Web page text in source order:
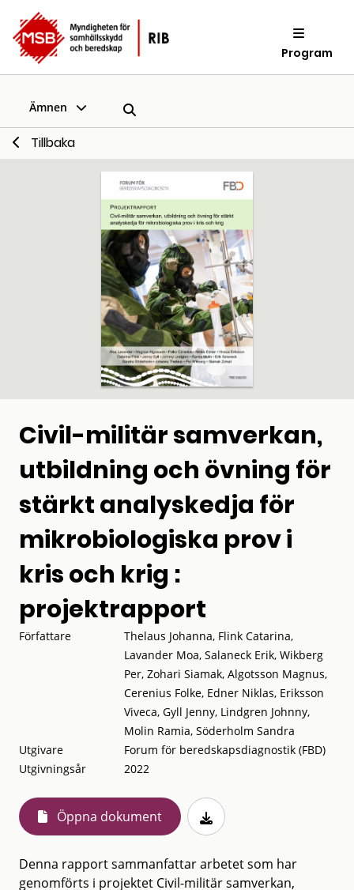
Program
Ämnen
Tillbaka
Civil-militär samverkan,
utbildning och övning för
stärkt analyskedja för
mikrobiologiska prov i
kris och krig :
projektrapport
Författare
Thelaus Johanna, Flink Catarina,
Lavander Moa, Salaneck Erik, Wikberg
Per, Zohari Siamak, Algotsson Magnus,
Cerenius Folke, Edner Niklas, Eriksson
Viveca, Gyll Jenny, Lindgren Johnny,
Molin Ramia, Söderholm Sandra
Utgivare
Forum för beredskapsdiagnostik (FBD)
Utgivningsår
2022
Öppna dokument
Denna rapport sammanfattar arbetet som har
genomförts i projektet Civil-militär samverkan,